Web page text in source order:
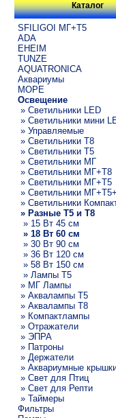
Каталог
SFILIGOI МГ+Т5
ADA
EHEIM
TUNZE
AQUATRONICA
Аквариумы
МОРЕ
Освещение
» Светильники LED
» Светильники мини
» Управляемые
» Светильники T8
» Светильники T5
» Светильники МГ
» Светильники МГ+T8
» Светильники МГ+T5
» Светильники
» Светильники
» Разные T5 и T8
» 15 Вт 45 см
» 18 Вт 60 см
» 30 Вт 90 см
» 36 Вт 120 см
» 58 Вт 150 см
» Лампы T5
» МГ Лампы
» Аквалампы T5
» Аквалампы T8
» Компактлампы
» Отражатели
» ЭПРА
» Патроны
» Держатели
» Аквариумные
» Свет для Птиц
» Свет для Репти
» Таймеры
Фильтры